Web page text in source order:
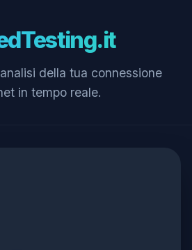
della tua connessione
in tempo reale.